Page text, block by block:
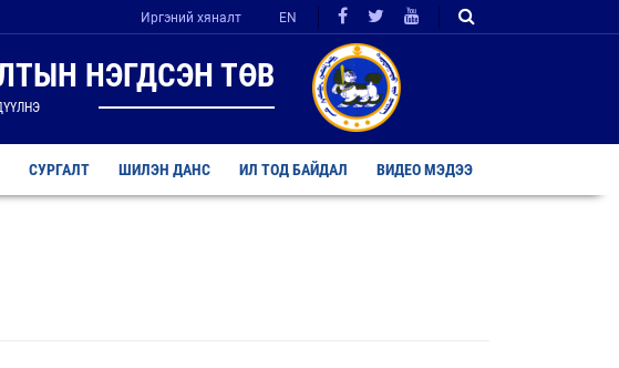
Иргэний хяналт EN
НЭГДСЭН ТӨВ
СУРГАЛТ ШИЛЭН ДАНС ИЛ ТОД БАЙДАЛ ВИДЕО МЭДЭЭ